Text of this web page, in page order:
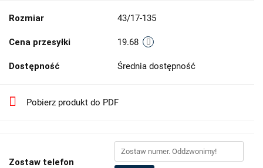
Rozmiar 43/17-135
Cena przesyłki 19.68
Dostępność Średnia dostępność
Pobierz produkt do PDF
Zostaw telefon